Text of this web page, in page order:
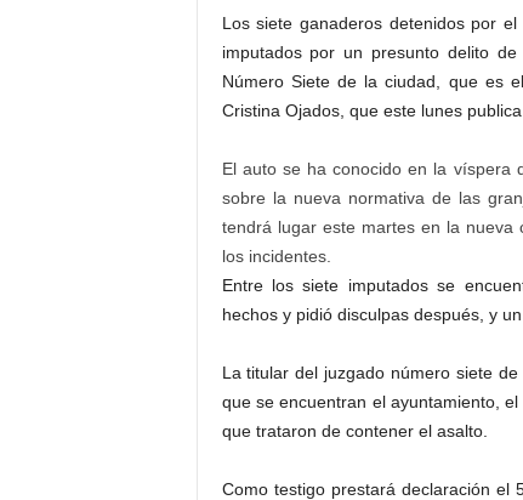
Los siete ganaderos detenidos por
imputados por un presunto delito
Número Siete de la ciudad, que es
Cristina Ojados, que este lunes
El auto se ha conocido en la víspera
sobre la nueva normativa de las
tendrá lugar este martes en la
los incidentes.
Entre los siete imputados se
hechos y pidió disculpas después, y
La titular del juzgado número siete
que se encuentran el ayuntamiento,
que trataron de contener el asalto.
Como testigo prestará declaración el